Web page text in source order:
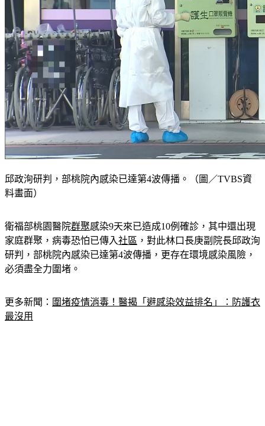
邱政洵研判，部桃院內感染已達第4波傳播。（圖／TVBS資
衛福部桃園醫院群聚感染9天來已造成10例確診，其中還出現
家庭群聚，病毒恐怕已傳入社區，對此林口長庚副院長邱政洵
研判，部桃院內感染已達第4波傳播，更存在環境感染風險，
更多新聞：